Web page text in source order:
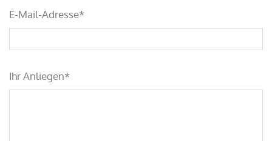
E-Mail-Adresse*
Ihr Anliegen*